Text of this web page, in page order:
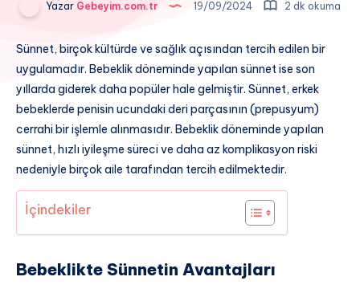
Yazar Gebeyim.com.tr 19/09/2024 2 dk okuma
Sünnet, birçok kültürde ve sağlık açısından tercih edilen bir
uygulamadır. Bebeklik döneminde yapılan sünnet ise son
yıllarda giderek daha popüler hale gelmiştir. Sünnet, erkek
bebeklerde penisin ucundaki deri parçasının (prepusyum)
cerrahi bir işlemle alınmasıdır. Bebeklik döneminde yapılan
sünnet, hızlı iyileşme süreci ve daha az komplikasyon riski
nedeniyle birçok aile tarafından tercih edilmektedir.
İçindekiler
Bebeklikte Sünnetin Avantajları